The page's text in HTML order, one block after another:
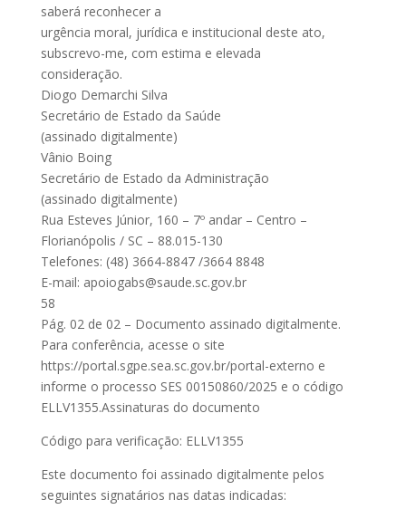
saberá reconhecer a
urgência moral, jurídica e institucional deste ato,
subscrevo-me, com estima e elevada
consideração.
Diogo Demarchi Silva
Secretário de Estado da Saúde
(assinado digitalmente)
Vânio Boing
Secretário de Estado da Administração
(assinado digitalmente)
Rua Esteves Júnior, 160 – 7º andar – Centro –
Florianópolis / SC – 88.015-130
Telefones: (48) 3664-8847 /3664 8848
E-mail: apoiogabs@saude.sc.gov.br
58
Pág. 02 de 02 – Documento assinado digitalmente.
Para conferência, acesse o site
https://portal.sgpe.sea.sc.gov.br/portal-externo e
informe o processo SES 00150860/2025 e o código
ELLV1355.Assinaturas do documento
Código para verificação: ELLV1355
Este documento foi assinado digitalmente pelos
seguintes signatários nas datas indicadas: